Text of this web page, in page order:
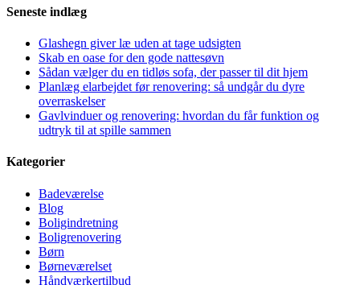
Seneste indlæg
Glashegn giver læ uden at tage udsigten
Skab en oase for den gode nattesøvn
Sådan vælger du en tidløs sofa, der passer til dit hjem
Planlæg elarbejdet før renovering: så undgår du dyre
overraskelser
Gavlvinduer og renovering: hvordan du får funktion og
udtryk til at spille sammen
Kategorier
Badeværelse
Blog
Boligindretning
Boligrenovering
Børn
Børneværelset
Håndværkertilbud